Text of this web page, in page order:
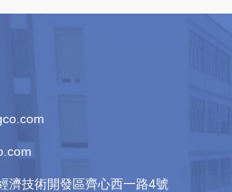
將面紙和底紙分別加工成規
楞紙板。
濟技術開發區齊心西一路4號